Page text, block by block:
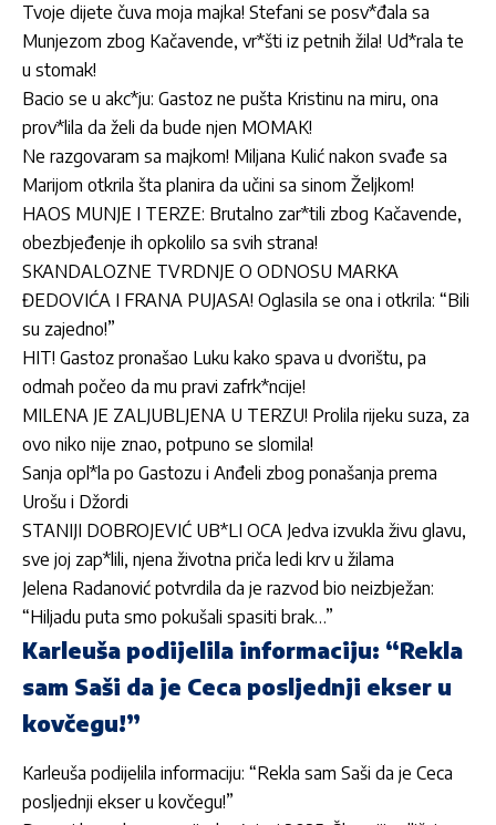
Tvoje dijete čuva moja majka! Stefani se posv*đala sa
Munjezom zbog Kačavende, vr*šti iz petnih žila! Ud*rala te
u stomak!
Bacio se u akc*ju: Gastoz ne pušta Kristinu na miru, ona
prov*lila da želi da bude njen MOMAK!
Ne razgovaram sa majkom! Miljana Kulić nakon svađe sa
Marijom otkrila šta planira da učini sa sinom Željkom!
HAOS MUNJE I TERZE: Brutalno zar*tili zbog Kačavende,
obezbjeđenje ih opkolilo sa svih strana!
SKANDALOZNE TVRDNJE O ODNOSU MARKA
ĐEDOVIĆA I FRANA PUJASA! Oglasila se ona i otkrila: “Bili
su zajedno!”
HIT! Gastoz pronašao Luku kako spava u dvorištu, pa
odmah počeo da mu pravi zafrk*ncije!
MILENA JE ZALJUBLJENA U TERZU! Prolila rijeku suza, za
ovo niko nije znao, potpuno se slomila!
Sanja opl*la po Gastozu i Anđeli zbog ponašanja prema
Urošu i Džordi
STANIJI DOBROJEVIĆ UB*LI OCA Jedva izvukla živu glavu,
sve joj zap*lili, njena životna priča ledi krv u žilama
Jelena Radanović potvrdila da je razvod bio neizbježan:
“Hiljadu puta smo pokušali spasiti brak…”
Karleuša podijelila informaciju: “Rekla
sam Saši da je Ceca posljednji ekser u
kovčegu!”
Karleuša podijelila informaciju: “Rekla sam Saši da je Ceca
posljednji ekser u kovčegu!”